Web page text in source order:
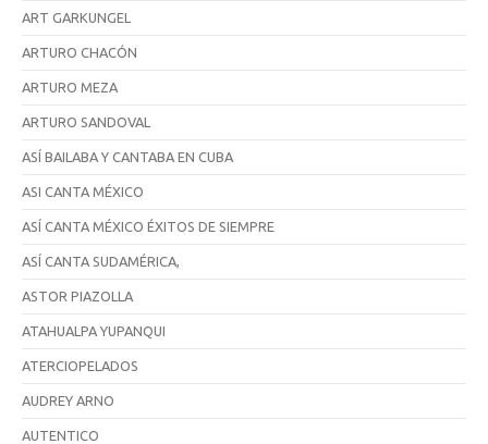
ART GARKUNGEL
ARTURO CHACÓN
ARTURO MEZA
ARTURO SANDOVAL
ASÍ BAILABA Y CANTABA EN CUBA
ASI CANTA MÉXICO
ASÍ CANTA MÉXICO ÉXITOS DE SIEMPRE
ASÍ CANTA SUDAMÉRICA,
ASTOR PIAZOLLA
ATAHUALPA YUPANQUI
ATERCIOPELADOS
AUDREY ARNO
AUTENTICO